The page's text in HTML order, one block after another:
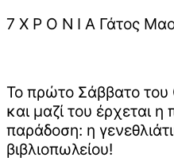
7 Χ Ρ Ο Ν Ι Α Γάτος
Το πρώτο Σάββατο του
και μαζί του έρχεται
παράδοση: η
βιβλιοπωλείου!